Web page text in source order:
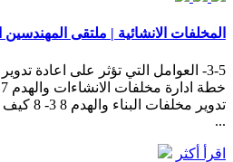
المخلفات الانشائية | ملتقى
تدوير
...
اقرأ أكثر